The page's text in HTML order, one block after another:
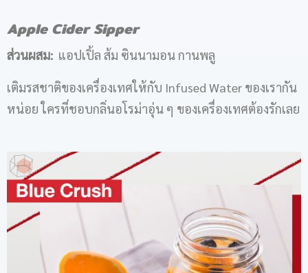
Apple Cider Sipper
ส่วนผสม: แอปเปิ้ล ส้ม ซินนามอน กานพลู
เติมรสชาติของเครื่องเทศให้กับ Infused Water ของเรากัน
หน่อย ใครที่ชอบกลิ่นอโรม่าอุ่น ๆ ของเครื่องเทศต้องรักเลย